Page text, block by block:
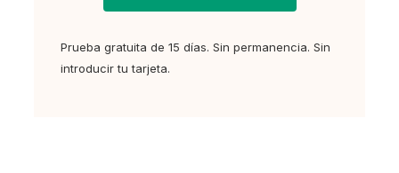
Prueba gratuita de 15 días. Sin permanencia. Sin
introducir tu tarjeta.